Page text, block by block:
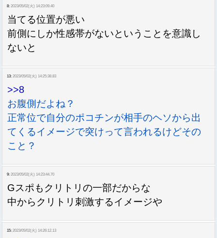
8: 2023/05/02(火) 14:23:09.40
当てる位置が悪い
前側にしか性感帯がないということを意識し
ないと
13: 2023/05/02(火) 14:25:38.83
>>8
お腹側だよね？
正常位で自分のポコチンが相手のヘソから出
てくるイメージで突けって言われるけどその
こと？
9: 2023/05/02(火) 14:23:44.70
Gスポもクリトリの一部だからな
中からクリトリ刺激するイメージや
15: 2023/05/02(火) 14:26:12.13